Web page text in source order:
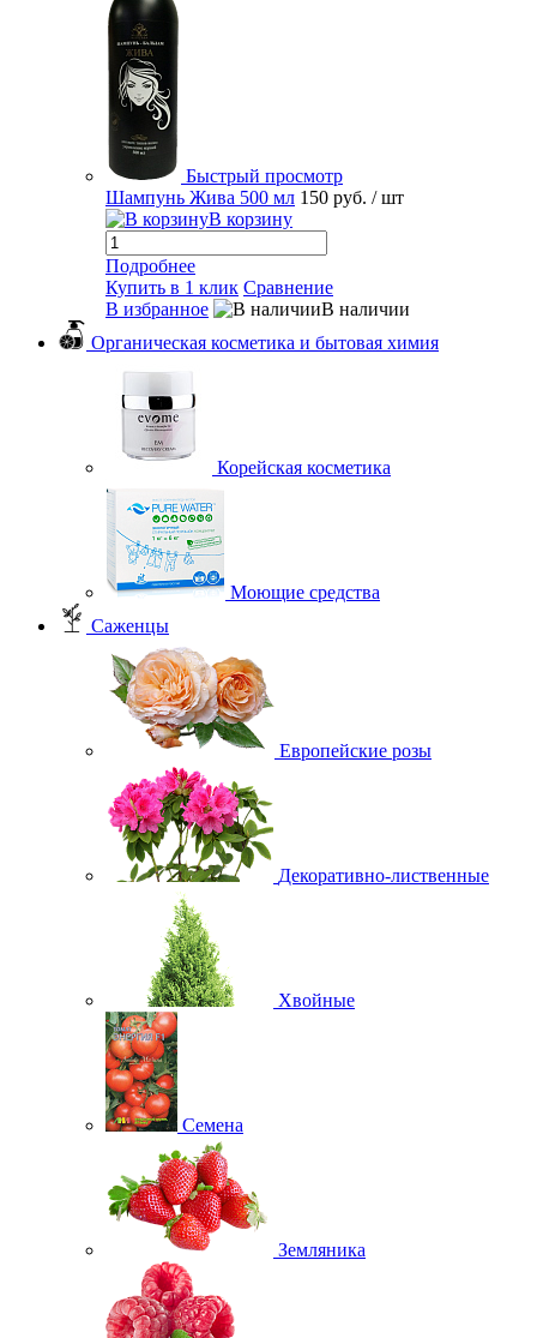
Быстрый просмотр
Шампунь Жива 500 мл 150 руб. / шт
В корзину
Подробнее
Купить в 1 клик Сравнение
В избранное
В наличии
Органическая косметика и бытовая химия
Корейская косметика
Моющие средства
Саженцы
Европейские розы
Декоративно-лиственные
Хвойные
Семена
Земляника